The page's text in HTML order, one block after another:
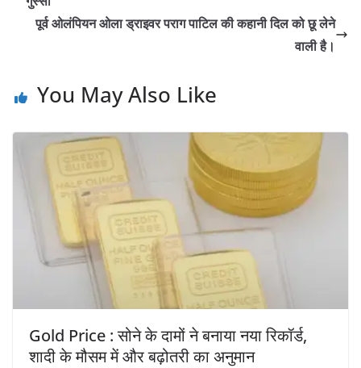
पूर्व ओलंपियन ओला ड्राइवर पराग पाटिल की कहानी दिल को छू लेने
वाली है।
You May Also Like
Gold Price : सोने के दामों ने बनाया नया रिकॉर्ड,
शादी के मौसम में और बढ़ोतरी का अनुमान